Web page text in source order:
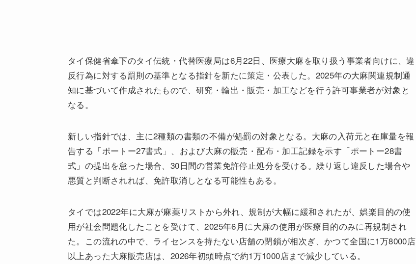
タイ保健省傘下のタイ伝統・代替医療局は6月22日、医療大麻を取り扱う事業者向けに、違
反行為に対する罰則の基準となる指針を新たに策定・公表した。2025年の大麻関連規制通
知に基づいて作成されたもので、研究・輸出・販売・加工などを行う許可事業者が対象と
なる。
新しい指針では、主に2種類の書類の不備が処罰の対象となる。大麻の入荷元と在庫量を報
告する「ポートー27書式」、および大麻の販売・配布・加工記録を示す「ポートー28書
式」の提出を怠った場合、30日間の営業免許停止処分を受ける。繰り返し違反した場合や
悪質と判断されれば、免許取消しとなる可能性もある。
タイでは2022年に大麻が麻薬リストから外れ、規制が大幅に緩和されたが、娯楽目的の使
用が社会問題化したことを受けて、2025年6月に大麻の使用が医療目的のみに再規制され
た。この流れの中で、ライセンスを持たない店舗の閉鎖が相次ぎ、かつて全国に1万8000店
以上あった大麻販売店は、2026年初頭時点で約1万1000店まで減少している。